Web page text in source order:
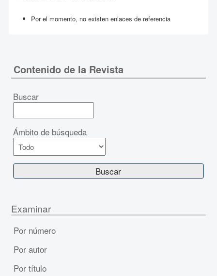
Por el momento, no existen enlaces de referencia
Contenido de la Revista
Buscar
Ámbito de búsqueda
Examinar
Por número
Por autor
Por título